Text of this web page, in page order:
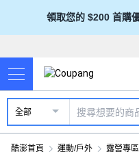
領取您的 $200 首購
全部
酷澎首頁 運動/戶外 露營專區